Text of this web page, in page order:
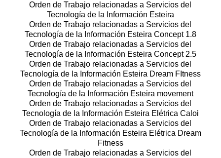
Orden de Trabajo relacionadas a Servicios del
Tecnología de la Información Esteira
Orden de Trabajo relacionadas a Servicios del
Tecnología de la Información Esteira Concept 1.8
Orden de Trabajo relacionadas a Servicios del
Tecnología de la Información Esteira Concept 2.5
Orden de Trabajo relacionadas a Servicios del
Tecnología de la Información Esteira Dream FItness
Orden de Trabajo relacionadas a Servicios del
Tecnología de la Información Esteira movement
Orden de Trabajo relacionadas a Servicios del
Tecnología de la Información Esteira Elétrica Caloi
Orden de Trabajo relacionadas a Servicios del
Tecnología de la Información Esteira Elétrica Dream
Fitness
Orden de Trabajo relacionadas a Servicios del